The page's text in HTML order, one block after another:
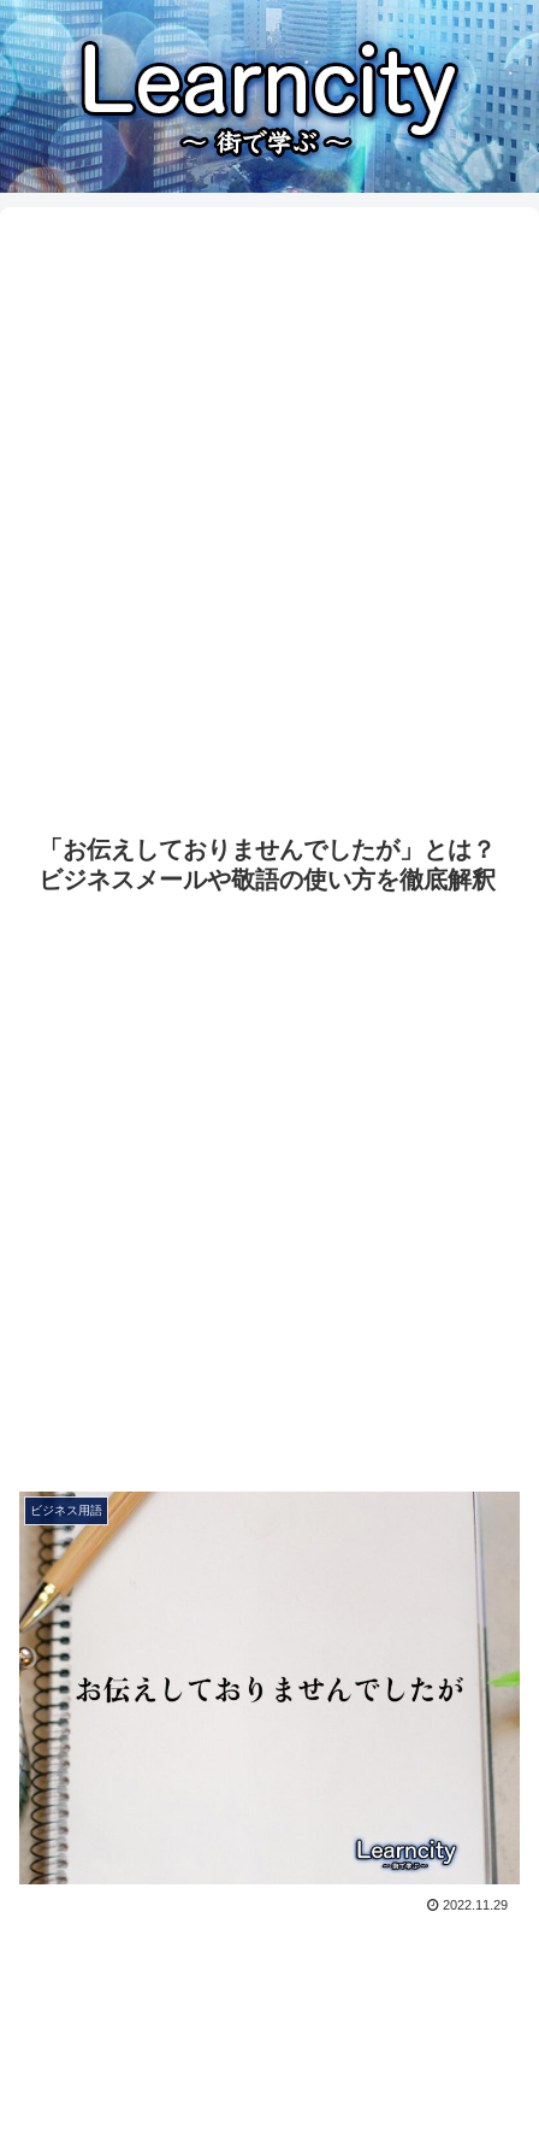
「お伝えしておりませんでしたが」とは？
ビジネスメールや敬語の使い方を徹底解釈
ビジネス用語
2022.11.29